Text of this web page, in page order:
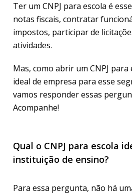
Ter um CNPJ para escola é
notas fiscais, contratar
impostos, participar de
atividades.
Mas, como abrir um CNPJ para
ideal de empresa para esse
vamos responder essas
Acompanhe!
Qual o CNPJ para escola
instituição de ensino?
Para essa pergunta, não há